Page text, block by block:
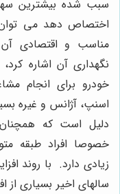
سبب شده بیشترین
اختصاص دهد می
مناسب و اقتصادی
نگهداری آن اشاره
خودرو برای انجام
اسنپ، آژانس و غیره
دلیل است که
خصوصا افراد طبقه
زیادی دارد. با روند
سالهای اخیر بسیاری از